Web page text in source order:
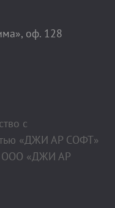
оф. 128
с
«ДЖИ АР СОФТ»
ООО «ДЖИ АР